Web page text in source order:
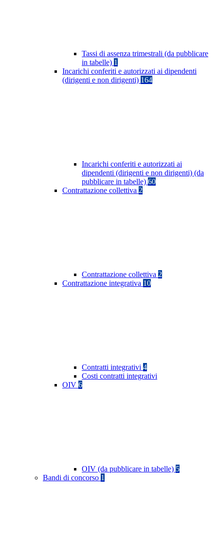
Tassi di assenza trimestrali (da pubblicare
in tabelle) 1
Incarichi conferiti e autorizzati ai dipendenti
(dirigenti e non dirigenti) 164
Incarichi conferiti e autorizzati ai
dipendenti (dirigenti e non dirigenti) (da
pubblicare in tabelle) 60
Contrattazione collettiva 2
Contrattazione collettiva 2
Contrattazione integrativa 10
Contratti integrativi 4
Costi contratti integrativi
OIV 6
OIV (da pubblicare in tabelle) 5
Bandi di concorso 1